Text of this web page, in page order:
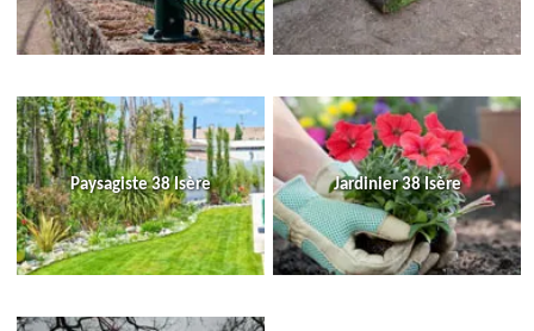
Paysagiste 38 Isère Jardinier 38 Isère